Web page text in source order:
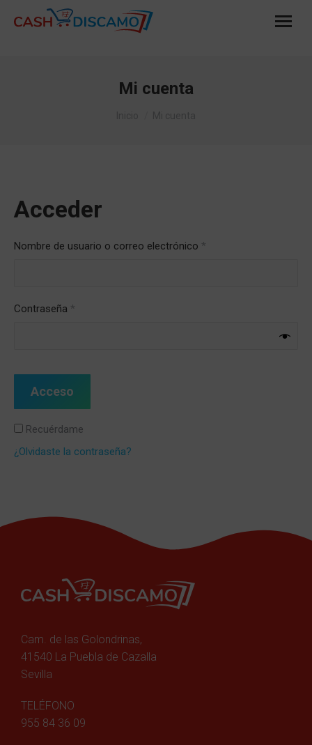
Mi cuenta
Acceder
Nombre de usuario o correo electrónico *
Contraseña *
Acceso
Recuérdame
¿Olvidaste la contraseña?
Cam. de las Golondrinas,
41540 La Puebla de Cazalla
Sevilla
TELÉFONO
955 84 36 09